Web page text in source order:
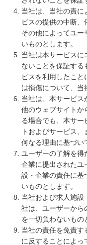
当社は、当社の責に
ビスの提供の中断
その他によってユー
いものとします。
当社は本サービスに
ないことを保証する
ビスを利用したこと
は損傷について、当
当社は、本サービス
他のウェブサイトか
る場合でも、本サー
トおよびサービス
何なる理由に基づい
ユーザーの了解を得
企業に提出されたユ
設・企業の責任に基
いものとします。
当社および求人施設
社は、ユーザーから
を一切負わないもの
当社の責任を免責す
に反することによっ